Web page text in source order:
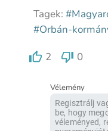
Tagek:
#Orbán-
2 0
Vélemény